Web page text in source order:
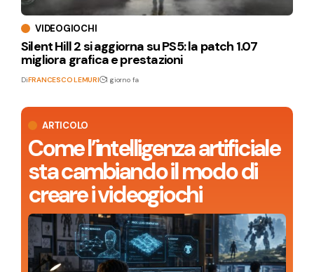
ARTICOLO
Come l’intelligenza artificiale
sta cambiando il modo di
creare i videogiochi
VIDEOGIOCHI
Silent Hill 2 si aggiorna su PS5: la patch 1.07
migliora grafica e prestazioni
DiFRANCESCO LEMURI 1 giorno fa